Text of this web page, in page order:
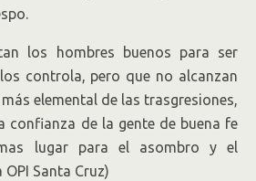
los hombres buenos para ser
controla, pero que no alcanzan
elemental de las trasgresiones,
confianza de la gente de buena fe
lugar para el asombro y el
Santa Cruz)